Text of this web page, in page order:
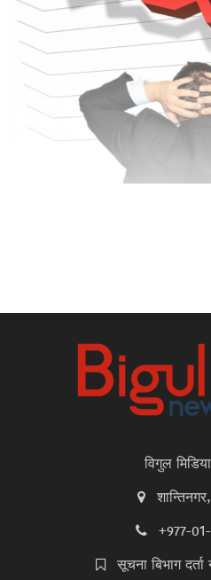
विगुल
+977-
सूचना बिभाग